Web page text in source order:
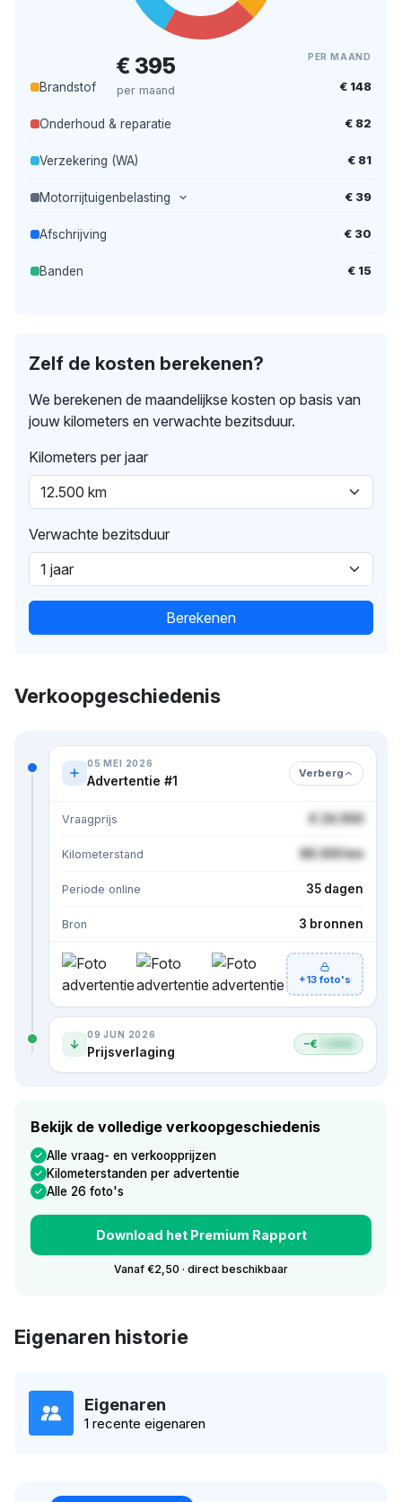
€ 395
per maand
PER MAAND
Brandstof € 148
Onderhoud & reparatie € 82
Verzekering (WA) € 81
Motorrijtuigenbelasting € 39
Afschrijving € 30
Banden € 15
Zelf de kosten berekenen?
We berekenen de maandelijkse kosten op basis van
jouw kilometers en verwachte bezitsduur.
Kilometers per jaar
Verwachte bezitsduur
Berekenen
Verkoopgeschiedenis
05 MEI 2026
Advertentie #1 Verberg
Vraagprijs € 24.950
Kilometerstand 86.500 km
Periode online 35 dagen
Bron 3 bronnen
+13 foto's
09 JUN 2026
Prijsverlaging −€
Bekijk de volledige verkoopgeschiedenis
Alle vraag- en verkoopprijzen
Kilometerstanden per advertentie
Alle 26 foto's
Download het Premium Rapport
Vanaf €2,50 · direct beschikbaar
Eigenaren historie
Eigenaren
1 recente eigenaren